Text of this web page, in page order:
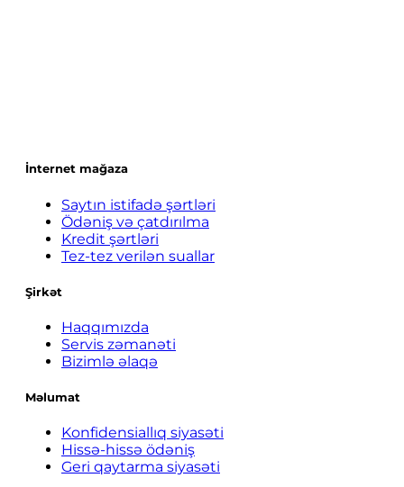
İnternet mağaza
Saytın istifadə şərtləri
Ödəniş və çatdırılma
Kredit şərtləri
Tez-tez verilən suallar
Şirkət
Haqqımızda
Servis zəmanəti
Bizimlə əlaqə
Məlumat
Konfidensiallıq siyasəti
Hissə-hissə ödəniş
Geri qaytarma siyasəti